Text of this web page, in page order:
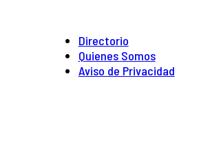
Directorio
Quienes Somos
Aviso de Privacidad